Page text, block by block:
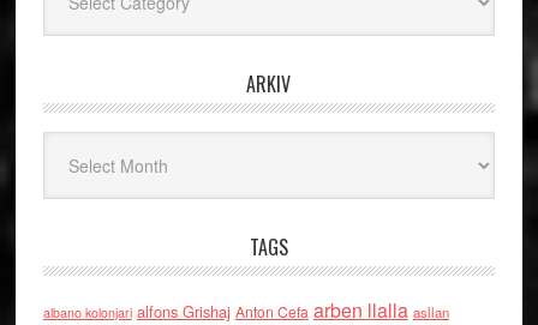
ARKIV
TAGS
albano kolonjari alfons Grishaj Anton Cefa arben llalla asllan